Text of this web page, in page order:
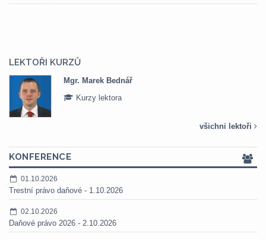
LEKTOŘI KURZŮ
Mgr. Marek Bednář
Kurzy lektora
všichni lektoři
KONFERENCE
01.10.2026
Trestní právo daňové - 1.10.2026
02.10.2026
Daňové právo 2026 - 2.10.2026